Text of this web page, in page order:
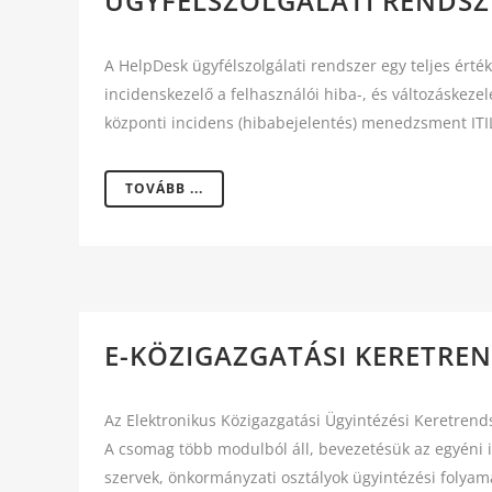
A HelpDesk ügyfélszolgálati rendszer egy teljes
incidenskezelő a felhasználói hiba-, és
központi incidens (hibabejelentés) menedzsment
TOVÁBB ...
E-KÖZIGAZGATÁSI
Az Elektronikus Közigazgatási Ügyintézési
A csomag több modulból áll, bevezetésük az
szervek, önkormányzati osztályok ügyintézési